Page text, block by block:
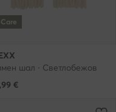
шал · Светлобежов
€